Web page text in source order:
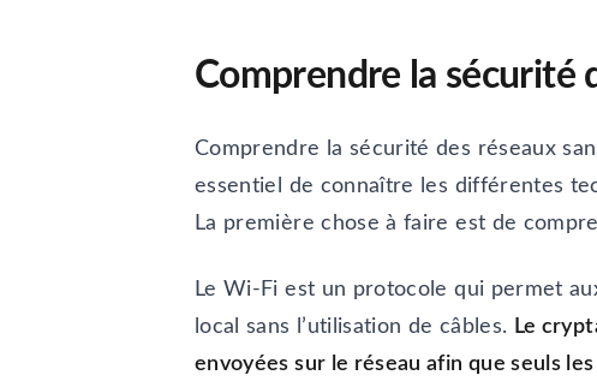
Comprendre la sécurité
Comprendre la sécurité des réseaux
essentiel de connaître les différentes
La première chose à faire est de
Le Wi-Fi est un protocole qui permet
local sans l’utilisation de câbles. Le
envoyées sur le réseau afin que seuls